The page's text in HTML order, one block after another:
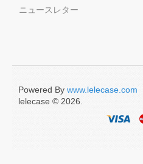
ニュースレター
Powered By www.lelecase.com
lelecase © 2026.